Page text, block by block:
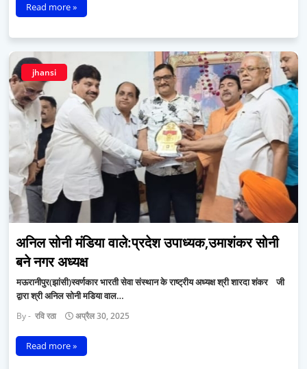
Read more »
jhansi
अनिल सोनी मंडिया वाले:प्रदेश उपाध्यक,उमाशंकर सोनी
बने नगर अध्यक्ष
मऊरानीपुर(झांसी)स्वर्णकार भारती सेवा संस्थान के राष्ट्रीय अध्यक्ष श्री शारदा शंकर जी
द्वारा श्री अनिल सोनी मडिया वाल…
रवि रठा अप्रैल 30, 2025
Read more »